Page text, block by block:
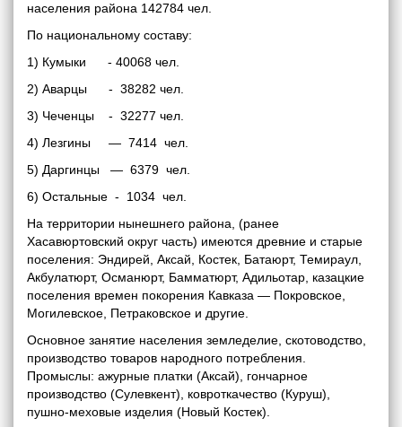
населения района 142784 чел.
По национальному составу:
1) Кумыки - 40068 чел.
2) Аварцы - 38282 чел.
3) Чеченцы - 32277 чел.
4) Лезгины — 7414 чел.
5) Даргинцы — 6379 чел.
6) Остальные - 1034 чел.
На территории нынешнего района, (ранее
Хасавюртовский округ часть) имеются древние и старые
поселения: Эндирей, Аксай, Костек, Батаюрт, Темираул,
Акбулатюрт, Османюрт, Бамматюрт, Адильотар, казацкие
поселения времен покорения Кавказа — Покровское,
Могилевское, Петраковское и другие.
Основное занятие населения земледелие, скотоводство,
производство товаров народного потребления.
Промыслы: ажурные платки (Аксай), гончарное
производство (Сулевкент), ковроткачество (Куруш),
пушно-меховые изделия (Новый Костек).